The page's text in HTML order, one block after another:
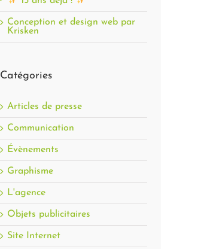
Conception et design web par
Krisken
Catégories
Articles de presse
Communication
Évènements
Graphisme
L'agence
Objets publicitaires
Site Internet